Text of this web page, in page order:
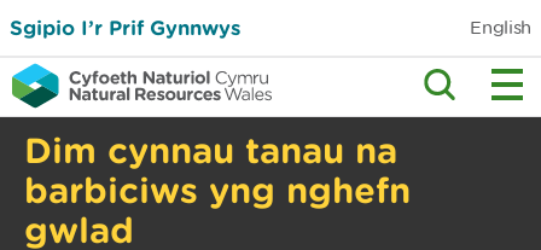
Sgipio I’r Prif Gynnwys English
Dim cynnau tanau na
barbiciws yng nghefn
gwlad